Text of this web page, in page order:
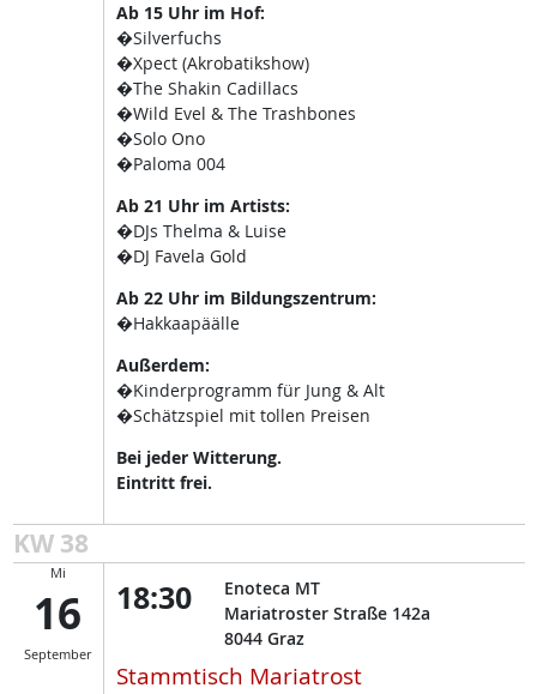
Ab 15 Uhr im Hof:
�Silverfuchs
�Xpect (Akrobatikshow)
�The Shakin Cadillacs
�Wild Evel & The Trashbones
�Solo Ono
�Paloma 004
Ab 21 Uhr im Artists:
�DJs Thelma & Luise
�DJ Favela Gold
Ab 22 Uhr im Bildungszentrum:
�Hakkaapäälle
Außerdem:
�Kinderprogramm für Jung & Alt
�Schätzspiel mit tollen Preisen
Bei jeder Witterung.
Eintritt frei.
KW 38
Mi
16
September
18:30
Enoteca MT
Mariatroster Straße 142a
8044 Graz
Stammtisch Mariatrost